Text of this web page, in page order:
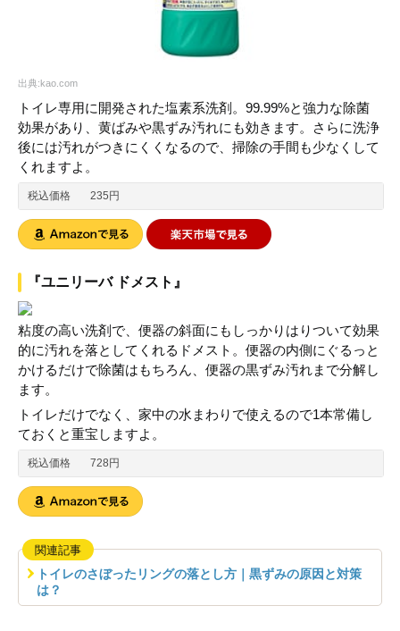
出典:kao.com
トイレ専用に開発された塩素系洗剤。99.99%と強力な除菌
効果があり、黄ばみや黒ずみ汚れにも効きます。さらに洗浄
後には汚れがつきにくくなるので、掃除の手間も少なくして
くれますよ。
税込価格 235円
『ユニリーバ ドメスト』
粘度の高い洗剤で、便器の斜面にもしっかりはりついて効果
的に汚れを落としてくれるドメスト。便器の内側にぐるっと
かけるだけで除菌はもちろん、便器の黒ずみ汚れまで分解し
ます。
トイレだけでなく、家中の水まわりで使えるので1本常備し
ておくと重宝しますよ。
税込価格 728円
関連記事
トイレのさぼったリングの落とし方｜黒ずみの原因と対策
は？